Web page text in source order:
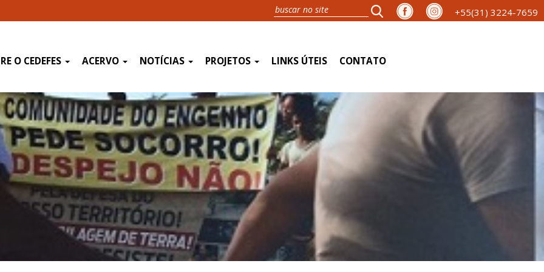
+55(31) 3224-7659
O CEDEFES ACERVO NOTÍCIAS PROJETOS LINKS ÚTEIS CONTATO